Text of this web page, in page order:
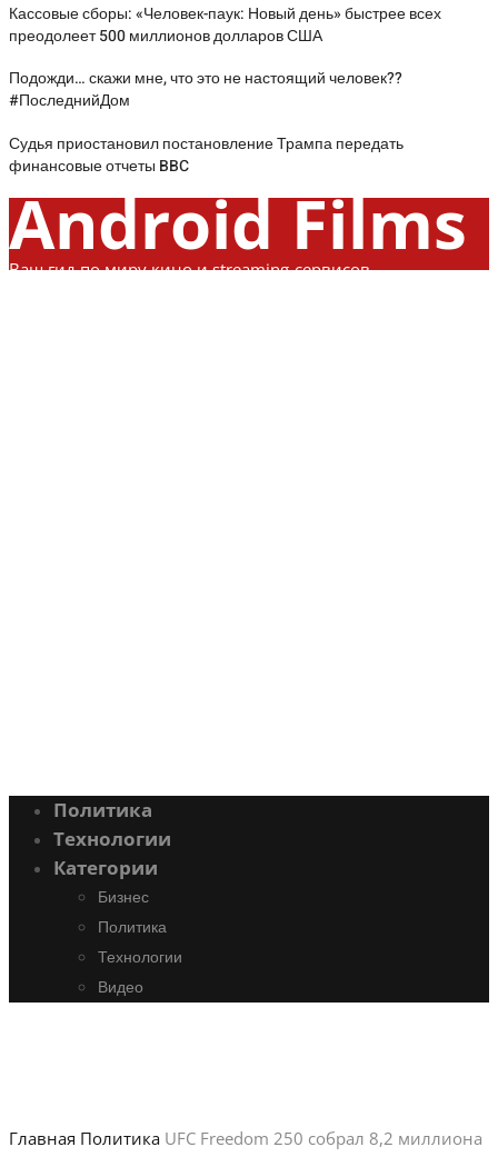
Кассовые сборы: «Человек-паук: Новый день» быстрее всех
преодолеет 500 миллионов долларов США
Подожди… скажи мне, что это не настоящий человек??
#ПоследнийДом
Судья приостановил постановление Трампа передать
финансовые отчеты BBC
Android Films
Ваш гид по миру кино и streaming-сервисов
Политика
Технологии
Категории
Бизнес
Политика
Технологии
Видео
Главная Политика UFC Freedom 250 собрал 8,2 миллиона